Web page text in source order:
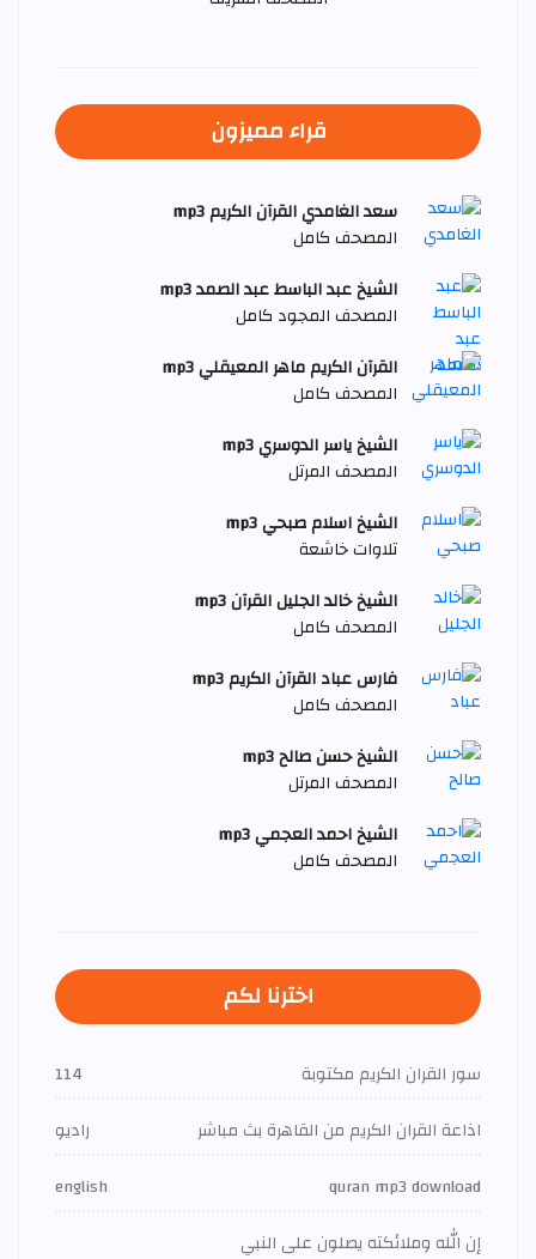
قراء مميزون
سعد الغامدي القرآن الكريم mp3
المصحف كامل
الشيخ عبد الباسط عبد الصمد mp3
المصحف المجود كامل
القرآن الكريم ماهر المعيقلي mp3
المصحف كامل
الشيخ ياسر الدوسري mp3
المصحف المرتل
الشيخ اسلام صبحي mp3
تلاوات خاشعة
الشيخ خالد الجليل القرآن mp3
المصحف كامل
فارس عباد القرآن الكريم mp3
المصحف كامل
الشيخ حسن صالح mp3
المصحف المرتل
الشيخ احمد العجمي mp3
المصحف كامل
اخترنا لكم
سور القران الكريم مكتوبة
114
اذاعة القران الكريم من القاهرة بث مباشر
راديو
quran mp3 download
english
إن الله وملائكته يصلون على النبي